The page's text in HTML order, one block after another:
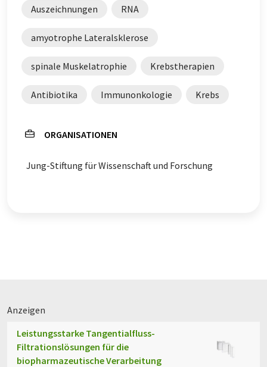
Auszeichnungen RNA
amyotrophe Lateralsklerose
spinale Muskelatrophie Krebstherapien
Antibiotika Immunonkologie Krebs
ORGANISATIONEN
Jung-Stiftung für Wissenschaft und Forschung
Anzeigen
Leistungsstarke Tangentialfluss-
Filtrationslösungen für die
biopharmazeutische Verarbeitung